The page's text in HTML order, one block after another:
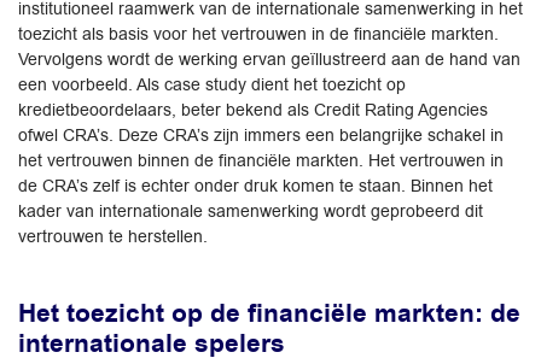
institutioneel raamwerk van de internationale samenwerking in het
toezicht als basis voor het vertrouwen in de financiële markten.
Vervolgens wordt de werking ervan geïllustreerd aan de hand van
een voorbeeld. Als case study dient het toezicht op
kredietbeoordelaars, beter bekend als Credit Rating Agencies
ofwel CRA’s. Deze CRA’s zijn immers een belangrijke schakel in
het vertrouwen binnen de financiële markten. Het vertrouwen in
de CRA’s zelf is echter onder druk komen te staan. Binnen het
kader van internationale samenwerking wordt geprobeerd dit
vertrouwen te herstellen.
Het toezicht op de financiële markten: de
internationale spelers